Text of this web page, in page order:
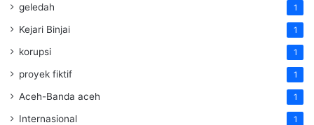
geledah 1
Kejari Binjai 1
korupsi 1
proyek fiktif 1
Aceh-Banda aceh 1
Internasional 1